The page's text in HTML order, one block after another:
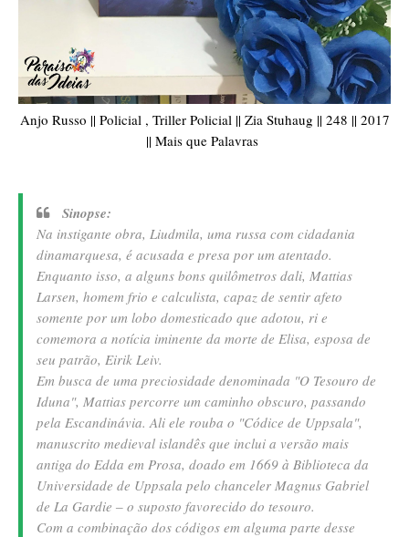
Anjo Russo || Policial , Triller Policial || Zia Stuhaug || 248 || 2017
|| Mais que Palavras
Sinopse:
Na instigante obra, Liudmila, uma russa com cidadania
dinamarquesa, é acusada e presa por um atentado.
Enquanto isso, a alguns bons quilômetros dali, Mattias
Larsen, homem frio e calculista, capaz de sentir afeto
somente por um lobo domesticado que adotou, ri e
comemora a notícia iminente da morte de Elisa, esposa de
seu patrão, Eirik Leiv.
Em busca de uma preciosidade denominada "O Tesouro de
Iduna", Mattias percorre um caminho obscuro, passando
pela Escandinávia. Ali ele rouba o "Códice de Uppsala",
manuscrito medieval islandês que inclui a versão mais
antiga do Edda em Prosa, doado em 1669 à Biblioteca da
Universidade de Uppsala pelo chanceler Magnus Gabriel
de La Gardie ‒ o suposto favorecido do tesouro.
Com a combinação dos códigos em alguma parte desse